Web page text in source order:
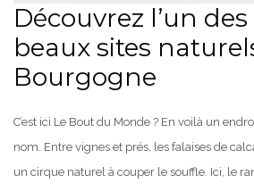
Découvrez l’un
beaux sites
Bourgogne
C’est ici Le Bout du Monde ? En voilà un
nom. Entre vignes et prés, les falaises de
un cirque naturel à couper le souffle. Ici, le